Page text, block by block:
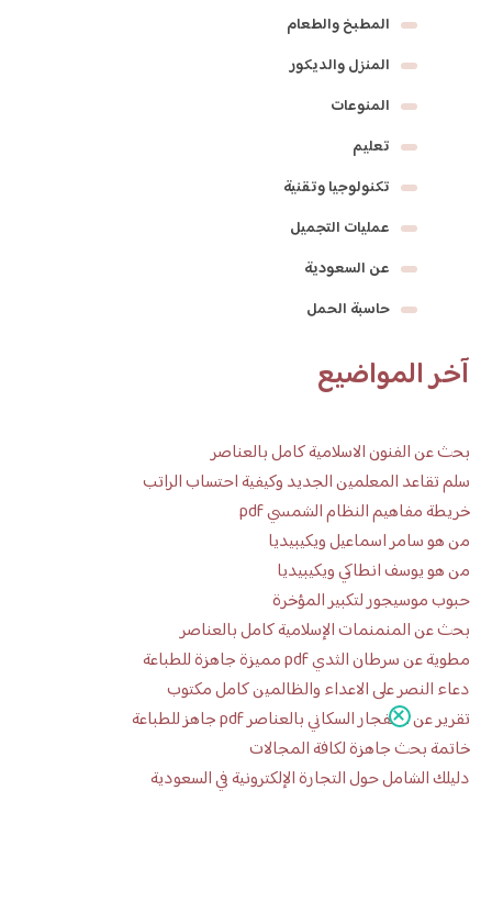
المطبخ والطعام
المنزل والديكور
المنوعات
تعليم
تكنولوجيا وتقنية
عمليات التجميل
عن السعودية
حاسبة الحمل
آخر المواضيع
بحث عن الفنون الاسلامية كامل بالعناصر
سلم تقاعد المعلمين الجديد وكيفية احتساب الراتب
خريطة مفاهيم النظام الشمسي pdf
من هو سامر اسماعيل ويكيبيديا
من هو يوسف انطاكي ويكيبيديا
حبوب موسيجور لتكبير المؤخرة
بحث عن المنمنمات الإسلامية كامل بالعناصر
مطوية عن سرطان الثدي pdf مميزة جاهزة للطباعة
دعاء النصر على الاعداء والظالمين كامل مكتوب
تقرير عن الانفجار السكاني بالعناصر pdf جاهز للطباعة
خاتمة بحث جاهزة لكافة المجالات
دليلك الشامل حول التجارة الإلكترونية في السعودية